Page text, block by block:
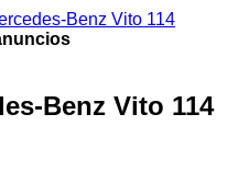
Benz Vito 114
Benz Vito 114